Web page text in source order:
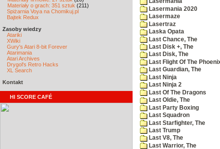
Materiały o grach: 351 sztuk (211)
Spiżarnia Voya na Chomikuj.pl
Bajtek Redux
Zasoby wiedzy
Atariki
XWiki
Gury's Atari 8-bit Forever
Atarimania
Atari Archives
Drygol's Retro Hacks
XL Search
Kontakt
HI SCORE CAFÉ
Lasermania 2020
Lasermaze
Lasertraz
Laska Opata
Last Chance, The
Last Disk +, The
Last Disk, The
Last Flight Of The
Last Guardian, The
Last Ninja
Last Ninja 2
Last Of The Dragons
Last Oldie, The
Last Party Boxing
Last Squadron
Last Starfighter, The
Last Trump
Last V8, The
Last Warrior, The